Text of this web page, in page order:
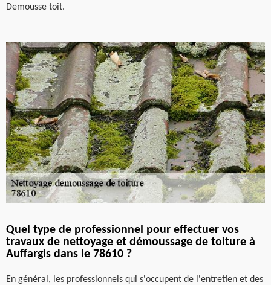
Demousse toit.
Quel type de professionnel pour effectuer vos
travaux de nettoyage et démoussage de toiture à
Auffargis dans le 78610 ?
En général, les professionnels qui s'occupent de l'entretien et des